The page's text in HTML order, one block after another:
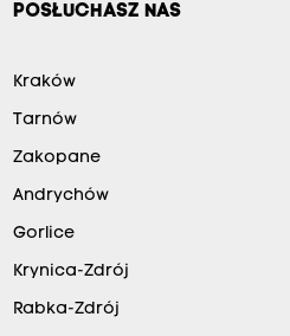
POSŁUCHASZ NAS
Kraków
Tarnów
Zakopane
Andrychów
Gorlice
Krynica-Zdrój
Rabka-Zdrój